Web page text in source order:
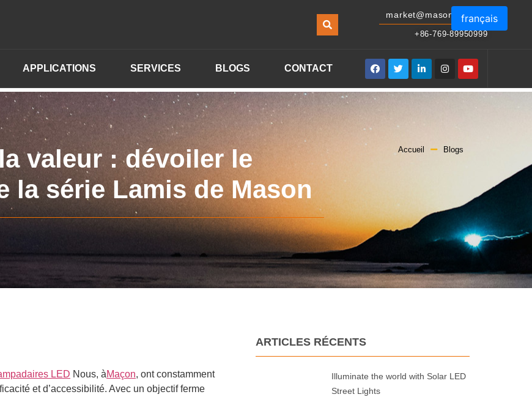
market@masonled.com
+86-769-89950999
APPLICATIONS SERVICES BLOGS CONTACT
valeur : dévoiler le
la série Lamis de Mason
Accueil Blogs
LED Nous, àMaçon, ont constamment
et d’accessibilité. Avec un objectif ferme
ARTICLES RÉCENTS
Illuminate the world with Solar LED
Street Lights
français